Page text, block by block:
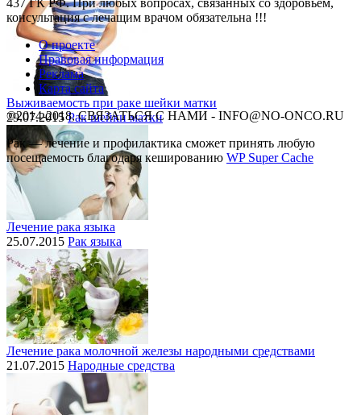
Выживаемость при раке шейки матки
29.07.2015 Рак шейки матки
Лечение рака языка
25.07.2015 Рак языка
Лечение рака молочной железы народными средствами
21.07.2015 Народные средства
консультация с лечащим врачом обязательна !!!
О проекте
Правовая информация
Реклама
Карта сайта
©2014-2018, СВЯЗАТЬСЯ С НАМИ - INFO@NO-ONCO.RU
Рак — лечение и профилактика cможет принять любую
посещаемость благодаря кешированию WP Super Cache